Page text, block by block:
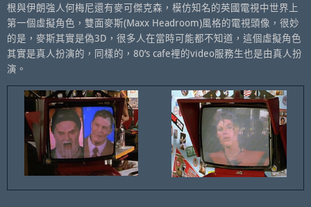
根與伊朗強人何梅尼還有麥可傑克森，模仿知名的英國電視中世界上
第一個虛擬角色，雙面麥斯(Maxx Headroom)風格的電視頭像，很妙
的是，麥斯其實是偽3D，很多人在當時可能都不知道，這個虛擬角色
其實是真人扮演的，同樣的，80’s cafe裡的video服務生也是由真人扮
演。